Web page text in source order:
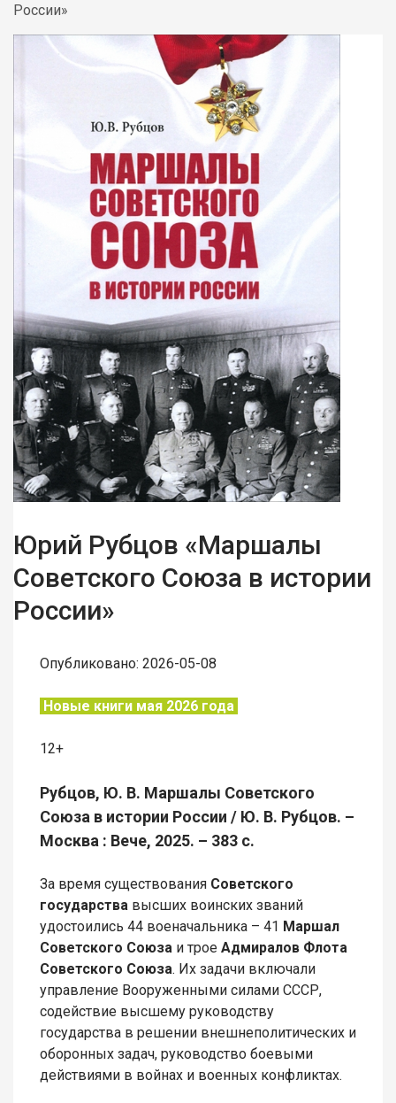
России»
Юрий Рубцов «Маршалы
Советского Союза в истории
России»
Опубликовано: 2026-05-08
Новые книги мая 2026 года
12+
Рубцов, Ю. В. Маршалы Советского
Союза в истории России / Ю. В. Рубцов. –
Москва : Вече, 2025. – 383 с.
За время существования Советского
государства высших воинских званий
удостоились 44 военачальника – 41 Маршал
Советского Союза и трое Адмиралов Флота
Советского Союза. Их задачи включали
управление Вооруженными силами СССР,
содействие высшему руководству
государства в решении внешнеполитических и
оборонных задач, руководство боевыми
действиями в войнах и военных конфликтах.